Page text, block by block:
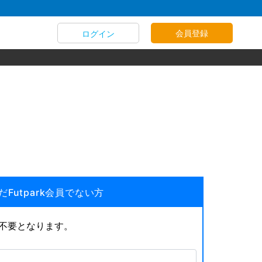
ログイン 会員登録
Futpark会員でない方
となります。